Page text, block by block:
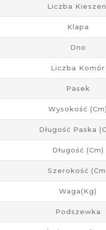
Liczba
Klapa
Dno
Liczba Komór
Pasek
Wysokość (cm)
Długość Paska
Długość (cm)
Szerokość
Waga(kg)
Podszewka